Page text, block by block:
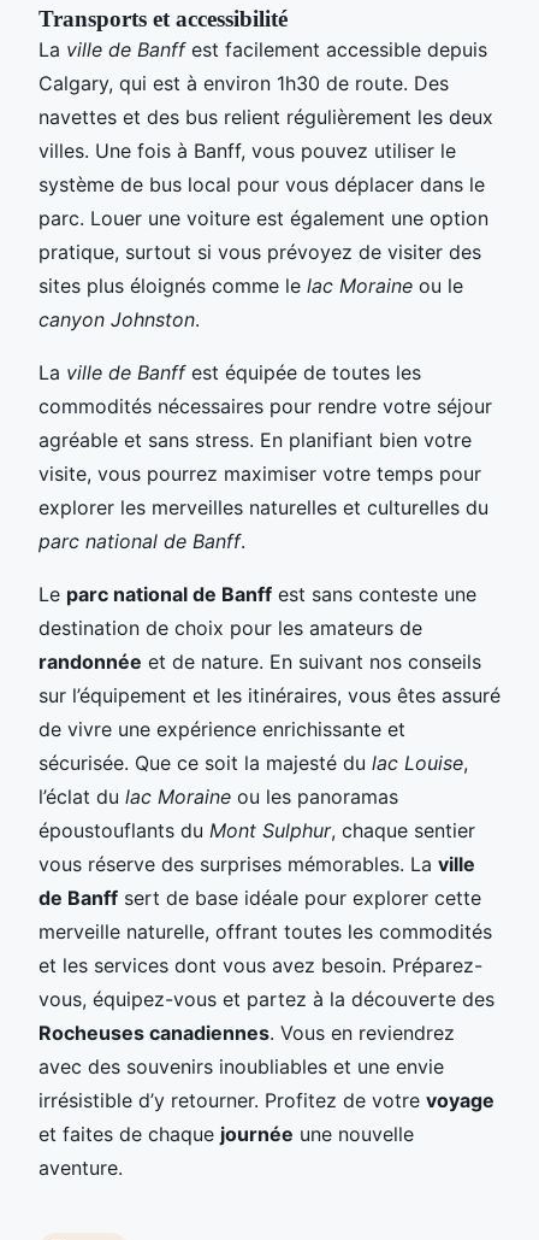
Transports et accessibilité
La ville de Banffest facilement accessible depuis
Calgary, qui est à environ 1h30 de route. Des
navettes et des bus relient régulièrement les deux
villes. Une fois à Banff, vous pouvez utiliser le
système de bus local pour vous déplacer dans le
parc. Louer une voiture est également une option
pratique, surtout si vous prévoyez de visiter des
sites plus éloignés comme le lac Moraine ou le
canyon Johnston.
La ville de Banffest équipée de toutes les
commodités nécessaires pour rendre votre séjour
agréable et sans stress. En planifiant bien votre
visite, vous pourrez maximiser votre temps pour
explorer les merveilles naturelles et culturelles du
parc national de Banff.
Le parc national de Banff est sans conteste une
destination de choix pour les amateurs de
randonnée et de nature. En suivant nos conseils
sur l’équipement et les itinéraires, vous êtes assuré
de vivre une expérience enrichissante et
sécurisée. Que ce soit la majesté du lac Louise,
l’éclat du lac Moraine ou les panoramas
époustouflants du Mont Sulphur, chaque sentier
vous réserve des surprises mémorables. La ville
de Banff sert de base idéale pour explorer cette
merveille naturelle, offrant toutes les commodités
et les services dont vous avez besoin. Préparez-
vous, équipez-vous et partez à la découverte des
Rocheuses canadiennes. Vous en reviendrez
avec des souvenirs inoubliables et une envie
irrésistible d’y retourner. Profitez de votre voyage
et faites de chaque journée une nouvelle
aventure.